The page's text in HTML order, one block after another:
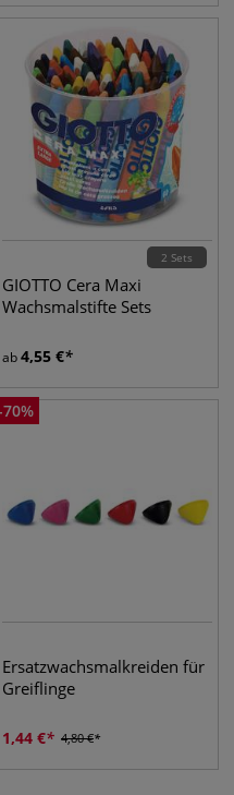
2 Sets
GIOTTO Cera Maxi
Wachsmalstifte Sets
ab4,55 €
70%
Ersatzwachsmalkreiden für
Greiflinge
1,44 € 4,80€